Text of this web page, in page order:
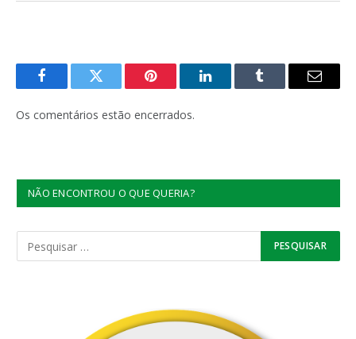
FacebookTwitter Pinterest LinkedInTumblr
E-
Os comentários estão encerrados.
NÃO ENCONTROU O QUE QUERIA?